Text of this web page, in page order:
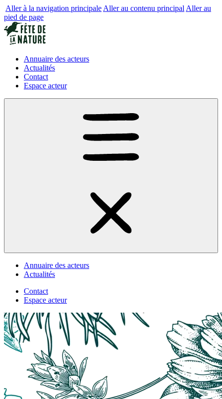
Aller à la navigation principale Aller au contenu principal Aller au
pied de page
Annuaire des acteurs
Actualités
Contact
Espace acteur
Annuaire des acteurs
Actualités
Contact
Espace acteur